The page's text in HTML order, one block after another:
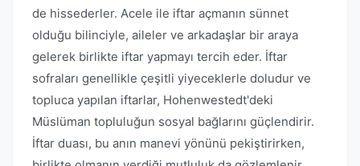
de hissederler. Acele ile iftar açmanın sünnet
olduğu bilinciyle, aileler ve arkadaşlar bir araya
gelerek birlikte iftar yapmayı tercih eder. İftar
sofraları genellikle çeşitli yiyeceklerle doludur ve
topluca yapılan iftarlar, Hohenwestedt'deki
Müslüman topluluğun sosyal bağlarını güçlendirir.
İftar duası, bu anın manevi yönünü pekiştirirken,